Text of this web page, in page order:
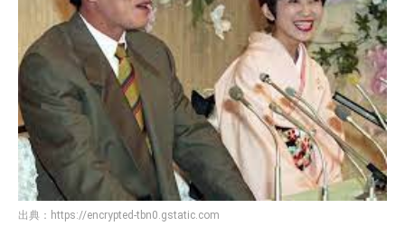
出典： https://encrypted-tbn0.gstatic.com